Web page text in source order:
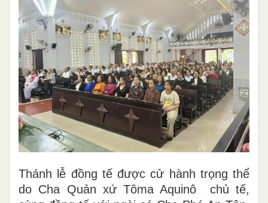
Thánh lễ đồng tế được cử hành trọng thể
do Cha Quản xứ Tôma Aquinô chủ tế,